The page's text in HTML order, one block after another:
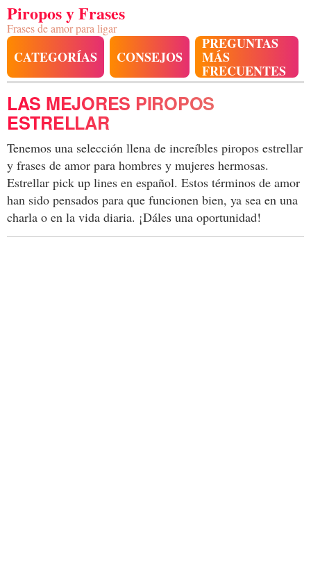
Piropos y Frases
Frases de amor para ligar
CATEGORÍAS CONSEJOS
PREGUNTAS
MÁS
FRECUENTES
LAS MEJORES PIROPOS
ESTRELLAR
Tenemos una selección llena de increíbles piropos estrellar
y frases de amor para hombres y mujeres hermosas.
Estrellar pick up lines en español. Estos términos de amor
han sido pensados para que funcionen bien, ya sea en una
charla o en la vida diaria. ¡Dáles una oportunidad!